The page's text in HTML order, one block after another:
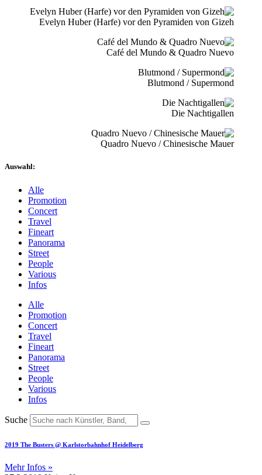
Evelyn Huber (Harfe) vor den Pyramiden von Gizeh
Café del Mundo & Quadro Nuevo
Blutmond / Supermond
Die Nachtigallen
Quadro Nuevo / Chinesische Mauer
Auswahl:
Alle
Promotion
Concert
Travel
Fineart
Panorama
Street
People
Various
Infos
Alle
Promotion
Concert
Travel
Fineart
Panorama
Street
People
Various
Infos
Suche
2019 The Busters @ Karlstorbahnhof Heidelberg
Mehr Infos »